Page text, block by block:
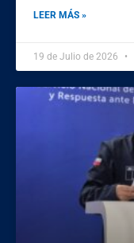
LEER MÁS »
19 de Julio de 2026